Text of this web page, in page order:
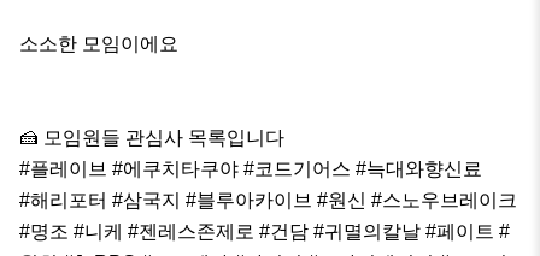
소소한 모임이에요
🍰 모임원들 관심사 목록입니다
#플레이브 #에쿠치타쿠야 #코드기어스 #늑대와향신료
#해리포터 #삼국지 #블루아카이브 #원신 #스노우브레이크
#명조 #니케 #젠레스존제로 #건담 #귀멸의칼날 #페이트 #